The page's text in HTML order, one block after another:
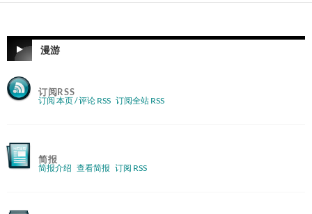
漫游
订阅RSS
订阅 本页 / 评论 RSS 订阅全站 RSS
简报
简报介绍 查看简报 订阅 RSS